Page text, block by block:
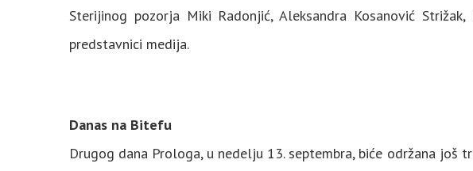
Sterijinog pozorja Miki Radonjić, Aleksandra Kosanović
predstavnici medija.
Danas na Bitefu
Drugog dana Prologa, u nedelju 13. septembra, biće održana još